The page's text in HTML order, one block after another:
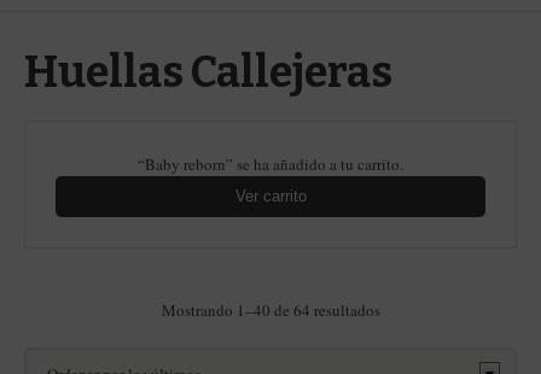
Huellas Callejeras
“Baby reborn” se ha añadido a tu carrito.
Ver carrito
Mostrando 1–40 de 64 resultadosOrdenado